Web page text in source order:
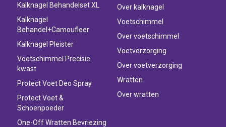
Kalknagel Behandelset XL
Kalknagel
Behandel+Camoufleer
Kalknagel Pleister
Voetschimmel Precisie
kwast
Protect Voet Deo Spray
Protect Voet &
Schoenpoeder
One-Off Wratten Bevriezing
Over kalknagel
Voetschimmel
Over voetschimmel
Voetverzorging
Over voetverzorging
Wratten
Over wratten